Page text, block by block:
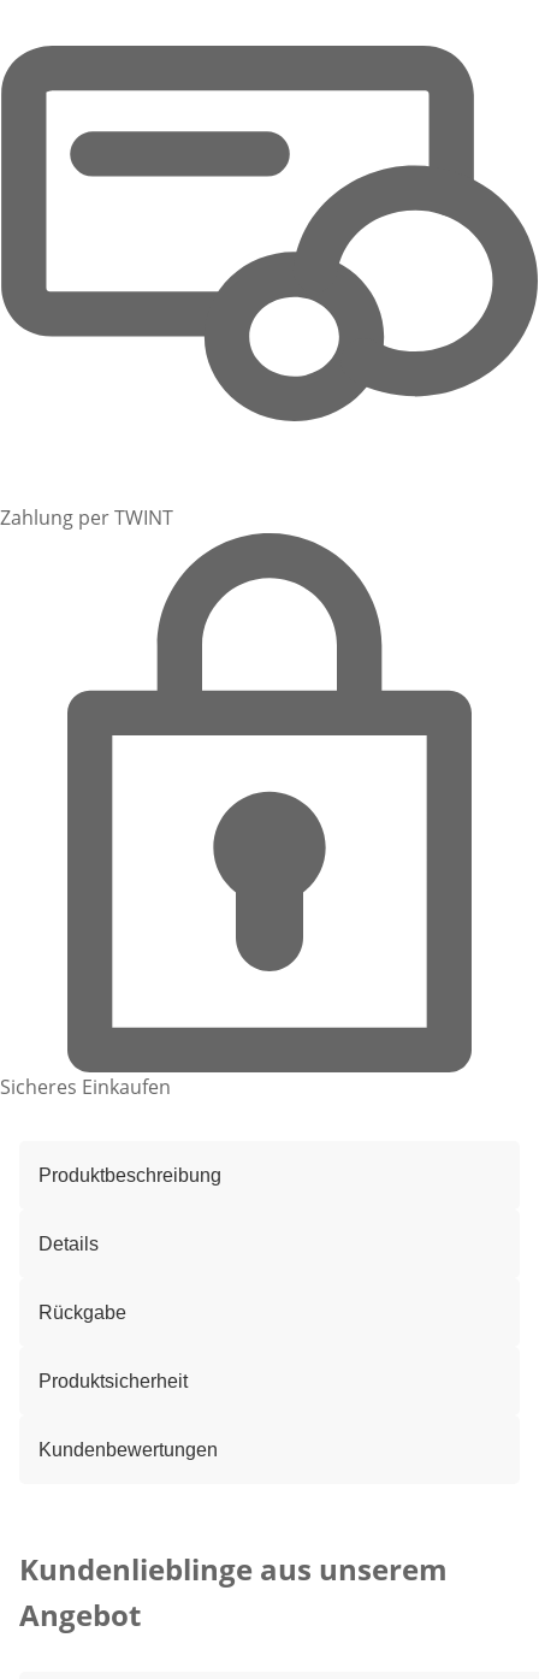
Zahlung per TWINT
Sicheres Einkaufen
Produktbeschreibung
Details
Rückgabe
Produktsicherheit
Kundenbewertungen
Kundenlieblinge aus unserem
Angebot